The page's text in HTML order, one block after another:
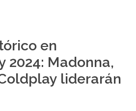
en
2024: Madonna,
liderarán